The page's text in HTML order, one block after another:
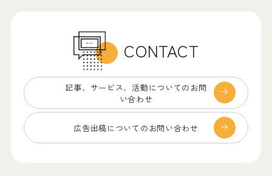
CONTACT
記事、サービス、 活動についてのお問
い合わせ
広告出稿についての お問い合わせ